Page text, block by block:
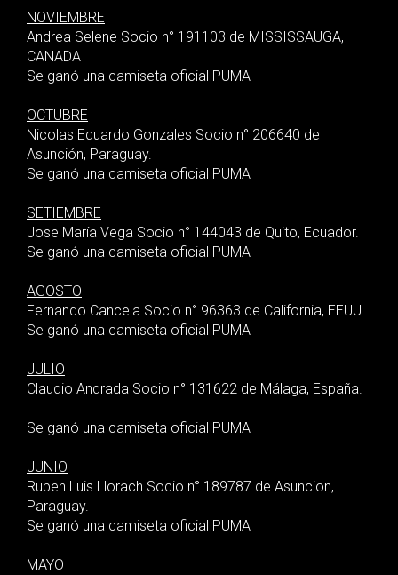
NOVIEMBRE
Andrea Selene Socio n° 191103 de MISSISSAUGA,
CANADA
Se ganó una camiseta oficial PUMA
OCTUBRE
Nicolas Eduardo Gonzales Socio n° 206640 de
Asunción, Paraguay.
Se ganó una camiseta oficial PUMA
SETIEMBRE
Jose María Vega Socio n° 144043 de Quito, Ecuador.
Se ganó una camiseta oficial PUMA
AGOSTO
Fernando Cancela Socio n° 96363 de California, EEUU.
Se ganó una camiseta oficial PUMA
JULIO
Claudio Andrada Socio n° 131622 de Málaga, España.
Se ganó una camiseta oficial PUMA
JUNIO
Ruben Luis Llorach Socio n° 189787 de Asuncion,
Paraguay.
Se ganó una camiseta oficial PUMA
MAYO